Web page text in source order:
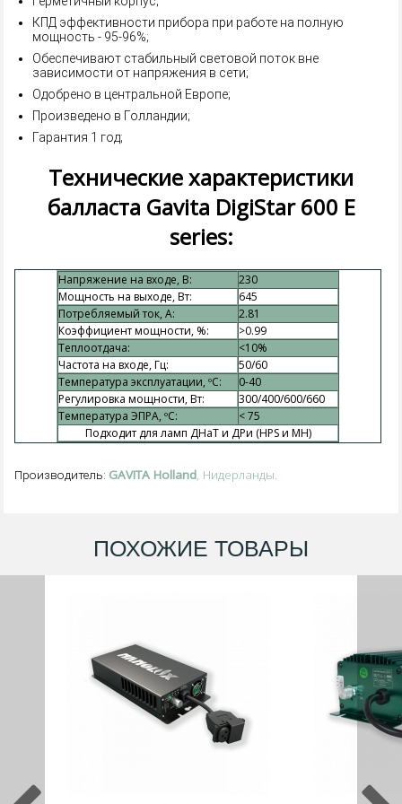
КПД эффективности прибора при работе на полную
мощность - 95-96%;
Обеспечивают стабильный световой поток вне
зависимости от напряжения в сети;
Одобрено в центральной Европе;
Произведено в Голландии;
Гарантия 1 год;
Технические характеристики
балласта Gavita DigiStar 600 E
series:
Напряжение на входе, В:
230
Мощность на выходе, Вт:
645
Потребляемый ток, А:
2.81
Коэффициент мощности, %:
>0.99
Теплоотдача:
<10%
Частота на входе, Гц:
50/60
Температура эксплуатации, ºС:
0-40
Регулировка мощности, Вт:
300/400/600/660
Температура ЭПРА,ºС:
< 75
Подходит для ламп ДНаТ и ДРи (HPS и MH)
Производитель: GAVITA Holland, Нидерланды.
ПОХОЖИЕ ТОВАРЫ